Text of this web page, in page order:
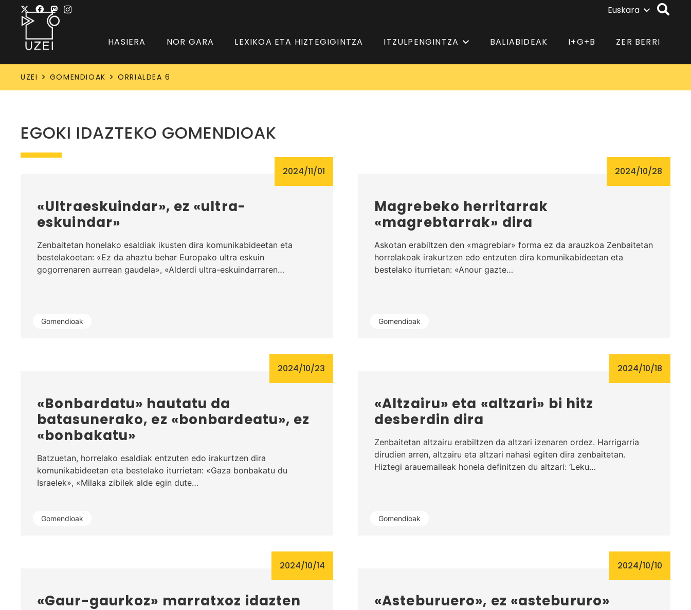
Euskara
HASIERA NOR GARA LEXIKOA ETA HIZTEGIGINTZA ITZULPENGINTZA BALIABIDEAK I+G+B ZER BERRI
UZEI GOMENDIOAK ORRIALDEA 6
EGOKI IDAZTEKO GOMENDIOAK
Gomendioak
2024/11/01
«Ultraeskuindar», ez «ultra-
eskuindar»
Zenbaitetan honelako esaldiak ikusten dira komunikabideetan eta
bestelakoetan: «Ez da ahaztu behar Europako ultra eskuin
gogorrenaren aurrean gaudela», «Alderdi ultra-eskuindarraren…
Gomendioak
2024/10/28
Magrebeko herritarrak
«magrebtarrak» dira
Askotan erabiltzen den «magrebiar» forma ez da arauzkoa Zenbaitetan
horrelakoak irakurtzen edo entzuten dira komunikabideetan eta
bestelako iturrietan: «Anour gazte…
Gomendioak
2024/10/23
«Bonbardatu» hautatu da
batasunerako, ez «bonbardeatu», ez
«bonbakatu»
Batzuetan, horrelako esaldiak entzuten edo irakurtzen dira
komunikabideetan eta bestelako iturrietan: «Gaza bonbakatu du
Israelek», «Milaka zibilek alde egin dute…
Gomendioak
2024/10/18
«Altzairu» eta «altzari» bi hitz
desberdin dira
Zenbaitetan altzairu erabiltzen da altzari izenaren ordez. Harrigarria
dirudien arren, altzairu eta altzari nahasi egiten dira zenbaitetan.
Hiztegi arauemaileak honela definitzen du altzari: ‘Leku…
2024/10/14
«Gaur-gaurkoz» marratxoz idazten
2024/10/10
«Asteburuero», ez «astebururo»